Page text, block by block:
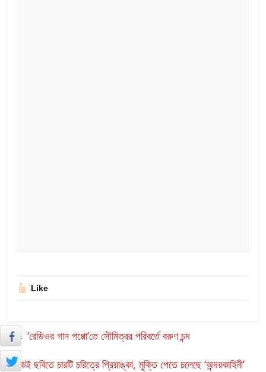
Like
← ‘রেডিওর গান গপ্পো’তে সৌমিত্রর পরিবর্তে বরুণ চন্দ
একই ছবিতে চারটি চরিত্রে প্রিয়াঙ্কা, মুক্তি পেতে চলেছে ‘অন্দরকাহিনী’